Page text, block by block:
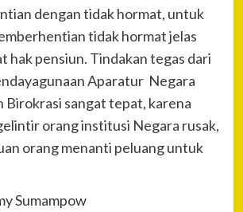
dengan tidak hormat, untuk
tidak hormat jelas
hak pensiun. Tindakan tegas dari
Aparatur Negara
Birokrasi sangat tepat, karena
orang institusi Negara rusak,
orang menanti peluang untuk
Sumampow